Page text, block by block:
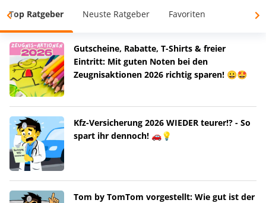
Top Ratgeber Neuste Ratgeber Favoriten
Gutscheine, Rabatte, T-Shirts & freier
Eintritt: Mit guten Noten bei den
Zeugnisaktionen 2026 richtig sparen! 😀🤩
Kfz-Versicherung 2026 WIEDER teurer!? - So
spart ihr dennoch! 🚗💡
Tom by TomTom vorgestellt: Wie gut ist der